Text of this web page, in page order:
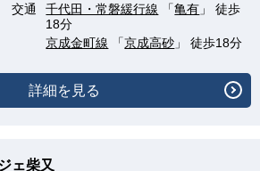
交通
千代田・常磐緩行線 「亀有 」 徒歩
18分
京成金町線 「京成高砂 」 徒歩18分
詳細を見る
ェ柴又